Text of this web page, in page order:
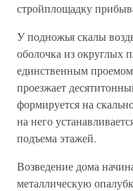
стройплощадку
У подножья скалы
оболочка из округлых
единственным
проезжает
формируется на
на него
подъема этажей.
Возведение дома
металлическую